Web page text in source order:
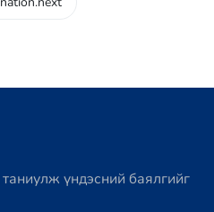
үндэсний баялгийг